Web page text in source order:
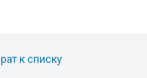
к списку